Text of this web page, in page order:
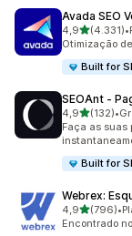
Avada SEO
4,9de 5(4.331)
4331 total de•
Otimização
Built for
SEOAnt ‑
4,9de 5(132)
132 total de•
Faça as suas
Built for
Webrex:
4,9de 5(796)
796 total de•
Encontrado